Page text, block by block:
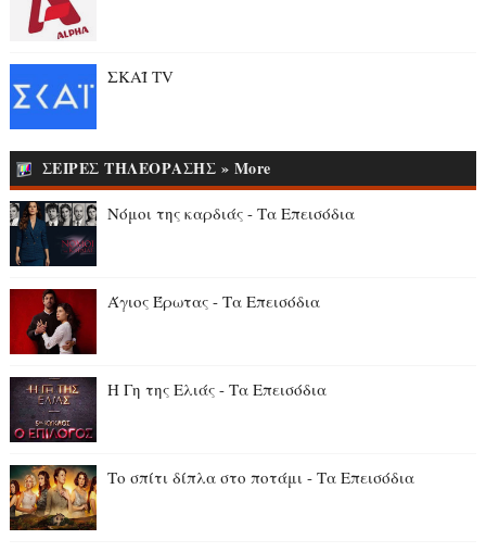
ΣΚΑΪ TV
ΣΕΙΡΕΣ ΤΗΛΕΟΡΑΣΗΣ » More
Νόμοι της καρδιάς - Τα Επεισόδια
Άγιος Έρωτας - Τα Επεισόδια
Η Γη της Ελιάς - Τα Επεισόδια
Το σπίτι δίπλα στο ποτάμι - Τα Επεισόδια